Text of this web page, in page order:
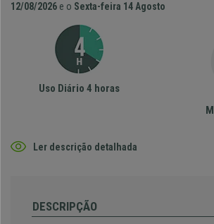
12/08/2026 e o Sexta-feira 14 Agosto
Uso Diário 4 horas
Ler descrição detalhada
DESCRIPÇÃO